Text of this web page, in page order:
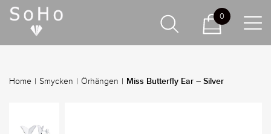
Home | Smycken | Örhängen | Miss Butterfly Ear – Silver
0